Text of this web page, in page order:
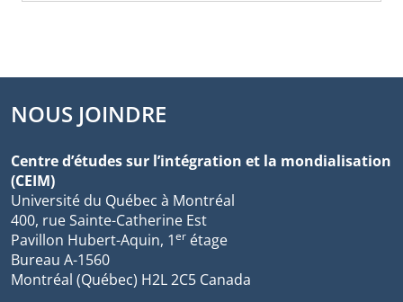
NOUS JOINDRE
Centre d’études sur l’intégration et la mondialisation
(CEIM)
Université du Québec à Montréal
400, rue Sainte-Catherine Est
Pavillon Hubert-Aquin, 1er étage
Bureau A-1560
Montréal (Québec) H2L 2C5 Canada